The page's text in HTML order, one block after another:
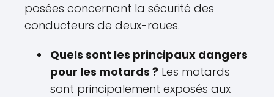
posées concernant la sécurité des
conducteurs de deux-roues.
Quels sont les principaux dangers
pour les motards ? Les motards
sont principalement exposés aux